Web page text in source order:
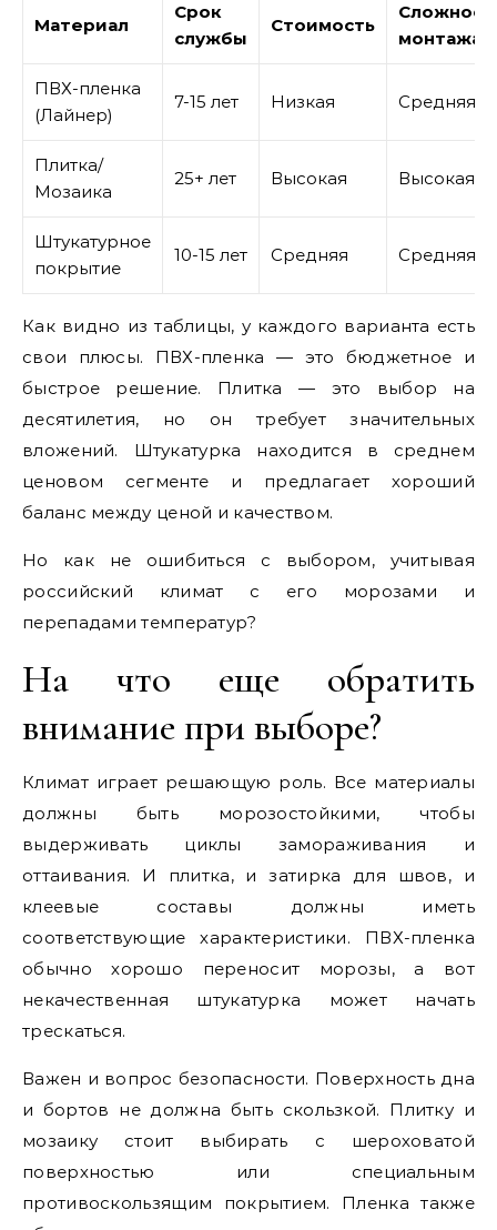
Материал
Срок
службы
Стоимость
монтажа
ПВХ-пленка
(Лайнер)
7-15 лет Низкая Средняя
Плитка/
Мозаика
25+ лет Высокая Высокая
Штукатурное
покрытие
10-15 лет Средняя Средняя
Как видно из таблицы, у каждого варианта есть
свои плюсы. ПВХ-пленка — это бюджетное и
быстрое решение. Плитка — это выбор на
десятилетия, но он требует значительных
вложений. Штукатурка находится в среднем
ценовом сегменте и предлагает хороший
баланс между ценой и качеством.
Но как не ошибиться с выбором, учитывая
российский климат с его морозами и
перепадами температур?
На что еще обратить
внимание при выборе?
Климат играет решающую роль. Все материалы
должны быть морозостойкими, чтобы
выдерживать циклы замораживания и
оттаивания. И плитка, и затирка для швов, и
клеевые составы должны иметь
соответствующие характеристики. ПВХ-пленка
обычно хорошо переносит морозы, а вот
некачественная штукатурка может начать
трескаться.
Важен и вопрос безопасности. Поверхность дна
и бортов не должна быть скользкой. Плитку и
мозаику стоит выбирать с шероховатой
поверхностью или специальным
противоскользящим покрытием. Пленка также